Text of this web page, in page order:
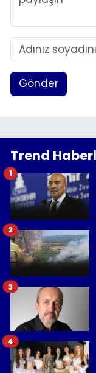
Gönder
Trend
1
2
3
4